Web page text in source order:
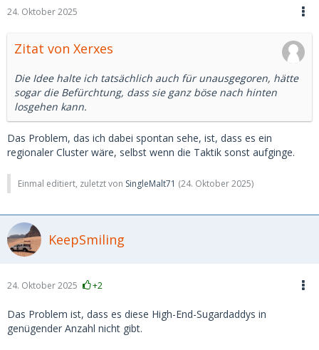
24. Oktober 2025
Zitat von Xerxes
Die Idee halte ich tatsächlich auch für unausgegoren, hätte
sogar die Befürchtung, dass sie ganz böse nach hinten
losgehen kann.
Das Problem, das ich dabei spontan sehe, ist, dass es ein
regionaler Cluster wäre, selbst wenn die Taktik sonst aufginge.
Einmal editiert, zuletzt von SingleMalt71 (24. Oktober 2025)
KeepSmiling
24. Oktober 2025 +2
Das Problem ist, dass es diese High-End-Sugardaddys in
genügender Anzahl nicht gibt.